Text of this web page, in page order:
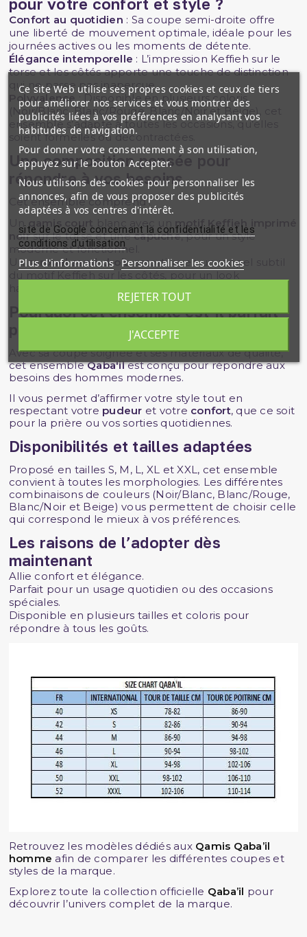
pour votre confort et style ?
Confort au quotidien : Sa coupe semi-droite offre
une liberté de mouvement optimale, idéale pour les
journées actives ou les moments de détente.
Élégance intemporelle : L’impression Keffieh sur le
torse et les côtés apporte une touche de distinction
qui ne passe pas inaperçue.
Polyvalence: Disponible en plusieurs coloris
(Noir/Blanc, Blanc/Rouge, Blanc/Noir et Beige), cet
ensemble s’adapte à toutes les occasions, qu’elles
soient formelles ou décontractées.
Une composition pensée pour
répondre à vos besoins
Cet ensemble comprend :
Un qamis court blanc avec un
motif Keffieh imprimé
noirsur le torse et unecapuche, pour un style
moderne et fonctionnel.
Unsarouel semi-droit, assorti, avec un rappel subtil
Pourquoi cet ensemble est-il parfait
Avec sa coupe soignée et ses matériaux de qualité,
cet ensembleQaba'ilest conçu pour répondre aux
besoins des hommes modernes.
Il vous permet d’affirmer votre style tout en
respectant votre pudeur et votre confort, que ce soit
pour la prière ou vos sorties quotidiennes.
Disponibilités et tailles adaptées
Proposé en tailles S, M, L, XL et XXL, cet ensemble
convient à toutes les morphologies. Les différentes
combinaisons de couleurs (Noir/Blanc, Blanc/Rouge,
Blanc/Noir et Beige) vous permettent de choisir celle
qui correspond le mieux à vos préférences.
Les raisons de l’adopter dès
maintenant
Allie confort et élégance.
Parfait pour un usage quotidien ou des occasions
spéciales.
Disponible en plusieurs tailles et coloris pour
répondre à tous les goûts.
Retrouvez les modèles dédiés aux Qamis Qaba’il
homme afin de comparer les différentes coupes et
styles de la marque.
Explorez toute la collection officielle Qaba’il pour
découvrir l’univers complet de la marque.
Ce site Web utilise ses propres cookies et ceux de tiers
pour améliorer nos services et vous montrer des
publicités liées à vos préférences en analysant vos
habitudes de navigation.
Pour donner votre consentement à son utilisation,
appuyez sur le bouton Accepter.
Nous utilisons des cookies pour personnaliser les
annonces, afin de vous proposer des publicités
adaptées à vos centres d'intérêt.
site de Google concernant la confidentialité et les
conditions d'utilisation
Plus d'informations Personnaliser les cookies
REJETER TOUT
J'ACCEPTE